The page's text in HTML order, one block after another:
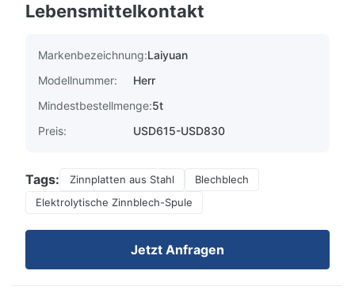
Lebensmittelkontakt
Markenbezeichnung:Laiyuan
Modellnummer:
Herr
Mindestbestellmenge:5t
Preis:
USD615-USD830
Tags: Zinnplatten aus Stahl
Blechblech
Elektrolytische Zinnblech-Spule
Jetzt Anfragen